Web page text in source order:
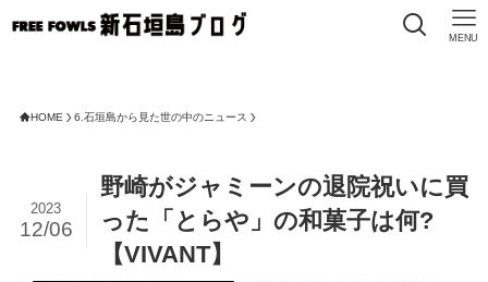
MENU
HOME 6.石垣島から見た世の中のニュース
野崎がジャミーンの退院祝いに買
った「とらや」の和菓子は何?
【VIVANT】
2023
12/06